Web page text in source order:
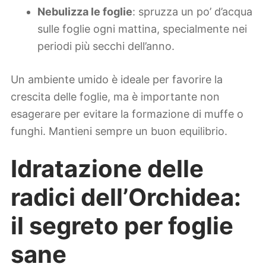
Nebulizza le foglie: spruzza un po’ d’acqua
sulle foglie ogni mattina, specialmente nei
periodi più secchi dell’anno.
Un ambiente umido è ideale per favorire la
crescita delle foglie, ma è importante non
esagerare per evitare la formazione di muffe o
funghi. Mantieni sempre un buon equilibrio.
Idratazione delle
radici dell’Orchidea:
il segreto per foglie
sane